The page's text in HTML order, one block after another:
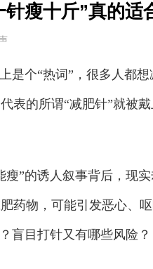
瘦十斤”真的适
个“热词”，很多人都想
表的所谓“减肥针”就被
”的诱人叙事背后，现实
药物，可能引发恶心、
盲目打针又有哪些风险？